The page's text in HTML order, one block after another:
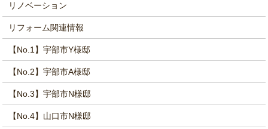
リノベーション
リフォーム関連情報
【No.1】宇部市Y様邸
【No.2】宇部市A様邸
【No.3】宇部市N様邸
【No.4】山口市N様邸